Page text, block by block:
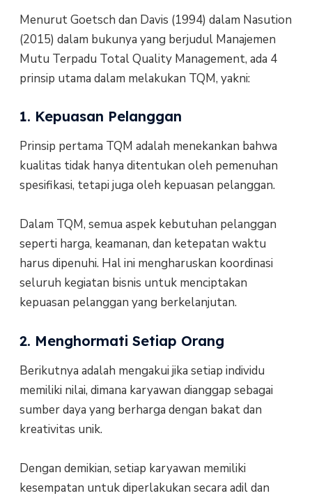
Menurut Goetsch dan Davis (1994) dalam Nasution
(2015) dalam bukunya yang berjudul Manajemen
Mutu Terpadu Total Quality Management, ada 4
prinsip utama dalam melakukan TQM, yakni:
1. Kepuasan Pelanggan
Prinsip pertama TQM adalah menekankan bahwa
kualitas tidak hanya ditentukan oleh pemenuhan
spesifikasi, tetapi juga oleh kepuasan pelanggan.
Dalam TQM, semua aspek kebutuhan pelanggan
seperti harga, keamanan, dan ketepatan waktu
harus dipenuhi. Hal ini mengharuskan koordinasi
seluruh kegiatan bisnis untuk menciptakan
kepuasan pelanggan yang berkelanjutan.
2. Menghormati Setiap Orang
Berikutnya adalah mengakui jika setiap individu
memiliki nilai, dimana karyawan dianggap sebagai
sumber daya yang berharga dengan bakat dan
kreativitas unik.
Dengan demikian, setiap karyawan memiliki
kesempatan untuk diperlakukan secara adil dan